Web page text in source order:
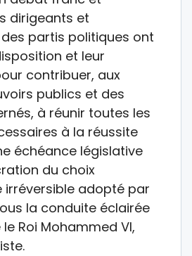
dirigeants et
partis politiques ont
et leur
contribuer, aux
publics et des
à réunir toutes les
à la réussite
échéance législative
du choix
adopté par
la conduite éclairée
Roi Mohammed VI,